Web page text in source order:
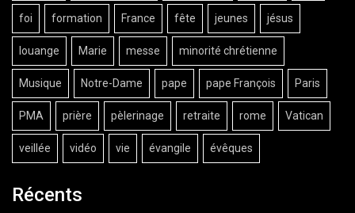
foi formation France fête jeunes jésus
louange Marie messe minorité chrétienne
Musique Notre-Dame pape pape François Paris
PMA prière pèlerinage retraite rome Vatican
veillée vidéo vie évangile évêques
Récents